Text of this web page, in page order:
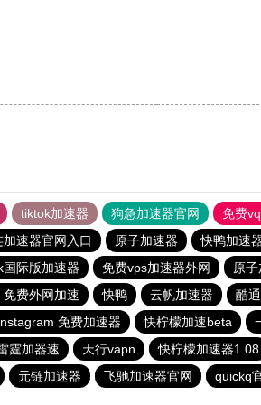
tiktok加速器 狗急加速器官网 免费
加速器官网入口 原子加速器 快鸭加速
国际版加速器 免费vps加速器外网 原
费外网加速 快鸭 云帆加速器 酷
免费加速器 快柠檬加速beta
霆加器速 天行vapn 快柠檬加速器1.08
元链加速器 飞驰加速器官网 quickq